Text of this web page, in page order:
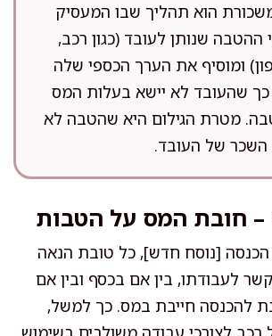
הוא תהליך שבו המעסיק
שנותן לעובד (כגון רכב,
ומוסיף את הערך הכספי שלה
כך שהעובד לא יישא בעלות המס
מטרת הגילום היא שהטבה לא
השכר של העובד.
חובת המס על הטבות
[נוסח חדש], כל טובת הנאה
לעבודתו, בין אם בכסף ובין אם
להכנסה חייבת במס. כך למשל,